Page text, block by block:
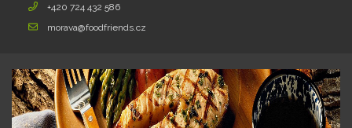
+420 724 432 586
morava@foodfriends.cz